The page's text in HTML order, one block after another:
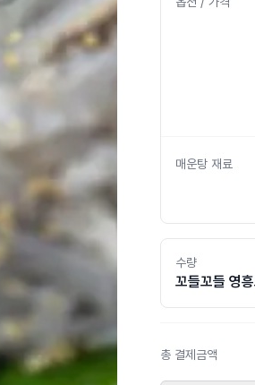
매운탕 재료
수량
꼬들꼬들 영
총 결제금액